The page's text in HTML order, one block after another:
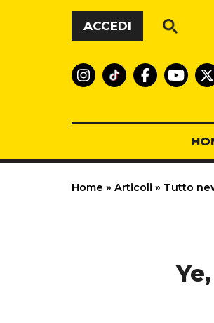
Vai al contenuto
ACCEDI
Home » Articoli » Tutto